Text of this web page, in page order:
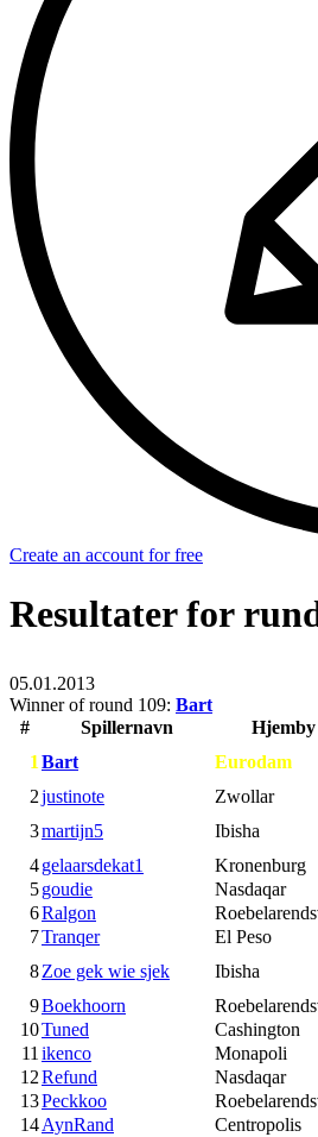
Create an account for free
Resultater for
05.01.2013
Winner of round 109: Bart
#
Spillernavn Hjemby
1Bart Eurodam
2justinote Zwollar
3martijn5 Ibisha
4gelaarsdekat1 Kronenburg
5goudie Nasdaqar
6Ralgon
7Tranqer El Peso
8Zoe gek wie sjek Ibisha
9Boekhoorn
10Tuned Cashington
11ikenco Monapoli
12Refund Nasdaqar
13Peckkoo
14AynRand Centropolis